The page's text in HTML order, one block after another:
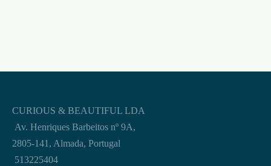
CURIOUS & BEAUTIFUL LDA
Av. Henriques Barbeitos nº 9A,
2805-141, Almada, Portugal
513225404